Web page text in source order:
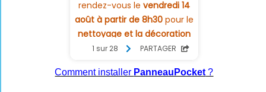
Comment installer PanneauPocket ?